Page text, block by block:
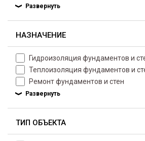
НАЗНАЧЕНИЕ
Гидроизоляция фундаментов и
Теплоизоляция фундаментов и
Ремонт фундаментов и стен
ТИП ОБЪЕКТА